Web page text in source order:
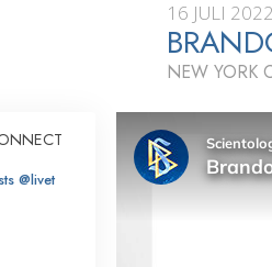
Vad
Scientology
Träffa en
Inne i en Kyrka
Scientologys
16 JULI 2022
NEW YORK
@livet